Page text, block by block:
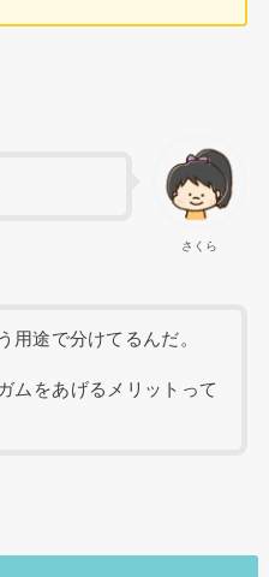
さくら
用途で分けてるんだ。
ムをあげるメリットって